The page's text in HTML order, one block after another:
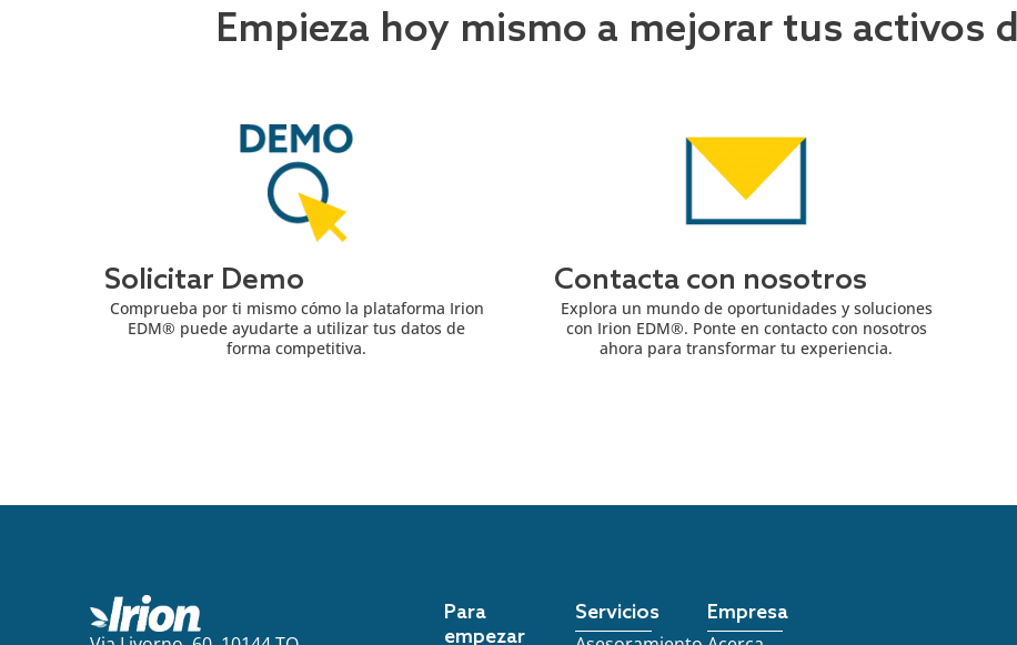
Empieza hoy mismo a mejorar tus activos
Solicitar Demo
Comprueba por ti mismo cómo la plataforma Irion
EDM® puede ayudarte a utilizar tus datos de
forma competitiva.
Contacta con nosotros
Explora un mundo de oportunidades y soluciones
con Irion EDM®. Ponte en contacto con nosotros
ahora para transformar tu experiencia.
Para
empezar
Servicios
Empresa